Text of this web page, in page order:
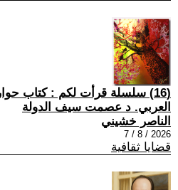
(16) سلسلة قرأت لكم : كتاب
العربي. د عصمت سيف الدولة
الناصر خشيني
2026 / 8 / 7
قضايا ثقافية